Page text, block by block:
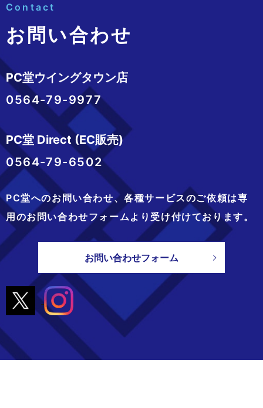
Contact
お問い合わせ
PC堂ウイングタウン店
0564-79-9977
PC堂 Direct (EC販売)
0564-79-6502
PC堂へのお問い合わせ、各種サービスのご依頼は専
用のお問い合わせフォームより 受け付けております。
お問い合わせフォーム